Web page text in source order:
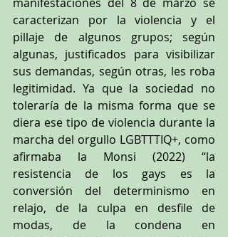
caracterizan por la violencia y el
pillaje de algunos grupos; según
algunas, justificados para visibilizar
sus demandas, según otras, les roba
legitimidad. Ya que la sociedad no
toleraría de la misma forma que se
diera ese tipo de violencia durante la
marcha del orgullo LGBTTTIQ+, como
afirmaba la Monsi (2022) “la
resistencia de los gays es la
conversión del determinismo en
relajo, de la culpa en desfile de
modas, de la condena en